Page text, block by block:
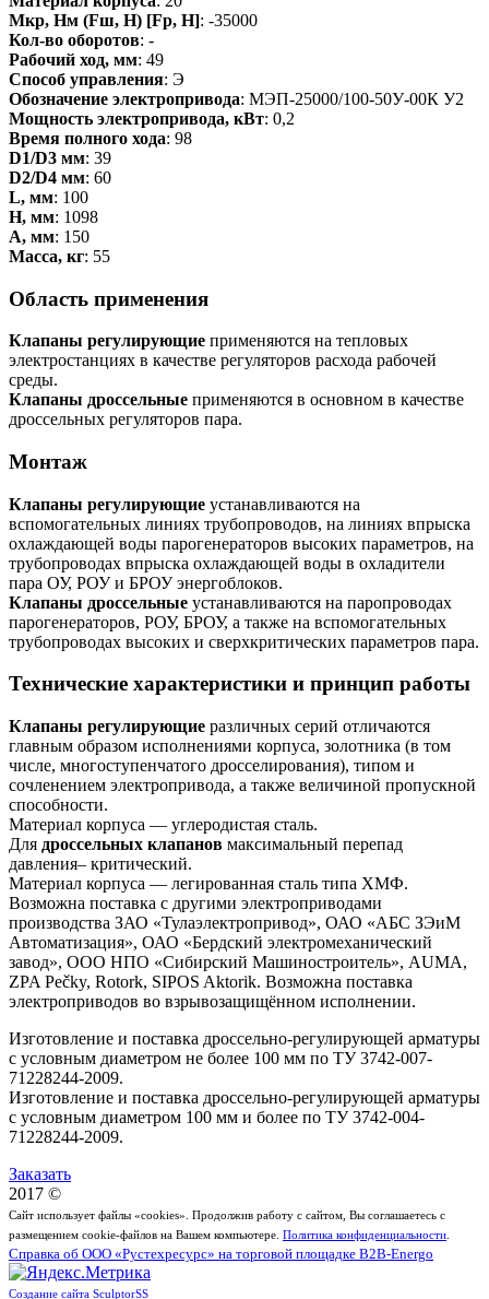
Мкр, Нм (Fш, Н) [Fp, H]: -35000
Кол-во оборотов: -
Рабочий ход, мм: 49
Способ управления: Э
Обозначение электропривода: МЭП-25000/100-50У-00К У2
Мощность электропривода, кВт: 0,2
Время полного хода: 98
D1/D3 мм: 39
D2/D4 мм: 60
L, мм: 100
Н, мм: 1098
А, мм: 150
Масса, кг: 55
Область применения
Клапаны регулирующие применяются на тепловых
электростанциях в качестве регуляторов расхода рабочей
среды.
Клапаны дроссельные применяются в основном в качестве
дроссельных регуляторов пара.
Монтаж
Клапаны регулирующие устанавливаются на
вспомогательных линиях трубопроводов, на линиях впрыска
охлаждающей воды парогенераторов высоких параметров, на
трубопроводах впрыска охлаждающей воды в охладители
пара ОУ, РОУ и БРОУ энергоблоков.
Клапаны дроссельные устанавливаются на паропроводах
парогенераторов, РОУ, БРОУ, а также на вспомогательных
трубопроводах высоких и сверхкритических параметров пара.
Технические характеристики и принцип работы
Клапаны регулирующие различных серий отличаются
главным образом исполнениями корпуса, золотника (в том
числе, многоступенчатого дросселирования), типом и
сочленением электропривода, а также величиной пропускной
способности.
Материал корпуса — углеродистая сталь.
Для дроссельных клапанов максимальный перепад
давления– критический.
Материал корпуса — легированная сталь типа ХМФ.
Возможна поставка с другими электроприводами
производства ЗАО «Тулаэлектропривод», ОАО «АБС ЗЭиМ
Автоматизация», ОАО «Бердский электромеханический
завод», ООО НПО «Сибирский Машиностроитель», AUMA,
ZPA Pečky, Rotork, SIPOS Aktorik. Возможна поставка
электроприводов во взрывозащищённом исполнении.
Изготовление и поставка дроссельно-регулирующей арматуры
с условным диаметром не более 100 мм по ТУ 3742-007-
71228244-2009.
Изготовление и поставка дроссельно-регулирующей арматуры
с условным диаметром 100 мм и более по ТУ 3742-004-
71228244-2009.
Заказать
2017 ©
Сайт использует файлы «cookies». Продолжив работу с сайтом, Вы соглашаетесь с
размещением cookie-файлов на Вашем компьютере. Политика конфиденциальности
Справка об ООО «Рустехресурс» на торговой площадке B2B-Energo
Создание сайта SculptorSS